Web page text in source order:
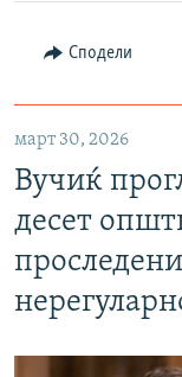
Сподели
март 30, 2026
Вучиќ
десет